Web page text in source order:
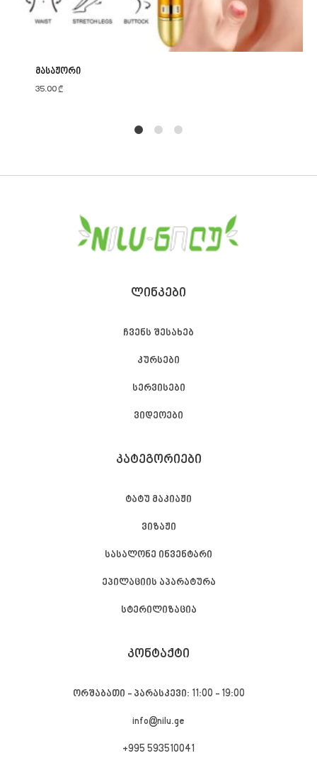
მასაჟორი
35.00₾
ᲚᲘᲜᲙᲔᲑᲘ
ჩვენს შესახებ
კურსები
სერვისები
ვიდეოები
ᲙᲐᲢᲔᲒᲝᲠᲘᲔᲑᲘ
ტატუ მაკიაჟი
ვიზაჟი
სასალონე ინვენტარი
ეპილაციის აპარატურა
სტერილიზაცია
ᲙᲝᲜᲢᲐᲥᲢᲘ
ორშაბათი - პარასკევი: 11:00 - 19:00
info@nilu.ge
+995 593510041